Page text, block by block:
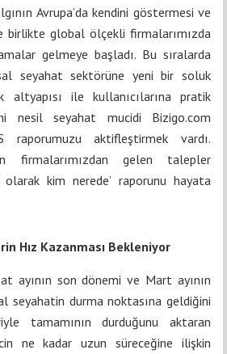
Avrupa’da kendini göstermesi ve
birlikte global ölçekli firmalarımızda
gelmeye başladı. Bu sıralarda
seyahat sektörüne yeni bir soluk
ile kullanıcılarına pratik
nesil seyahat mucidi Bizigo.com
raporumuzu aktifleştirmek vardı.
firmalarımızdan gelen talepler
olarak kim nerede’ raporunu hayata
Hız Kazanması Bekleniyor
ayının son dönemi ve Mart ayının
seyahatin durma noktasına geldiğini
tamamının durduğunu aktaran
ne kadar uzun süreceğine ilişkin